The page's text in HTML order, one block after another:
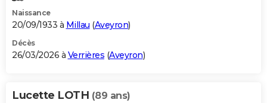
Naissance
20/09/1933 à Millau (Aveyron)
Décès
26/03/2026 à Verrières (Aveyron)
Lucette LOTH (89 ans)